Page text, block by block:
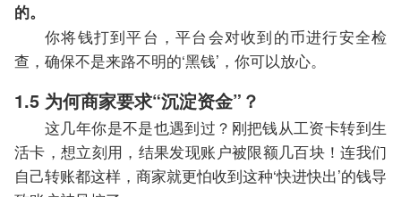
的。
你将钱打到平台，平台会对收到的币进行安全检
查，确保不是来路不明的‘黑钱’，你可以放心。
1.5 为何商家要求“沉淀资金”？
这几年你是不是也遇到过？刚把钱从工资卡转到生
活卡，想立刻用，结果发现账户被限额几百块！连我们
自己转账都这样，商家就更怕收到这种‘快进快出’的钱导